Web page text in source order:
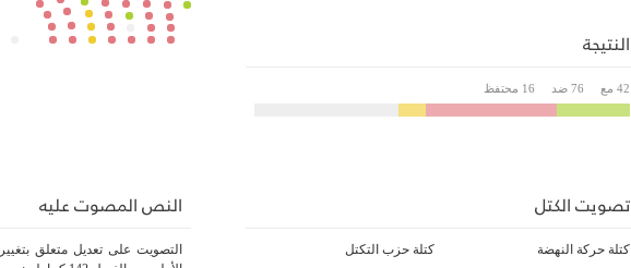
النتيجة
42 مع 76 ضد 16 محتفظ
تصويت الكتل
كتلة حركة النهضة كتلة حزب التكتل
النص المصوت عليه
التصويت على تعديل متعلق